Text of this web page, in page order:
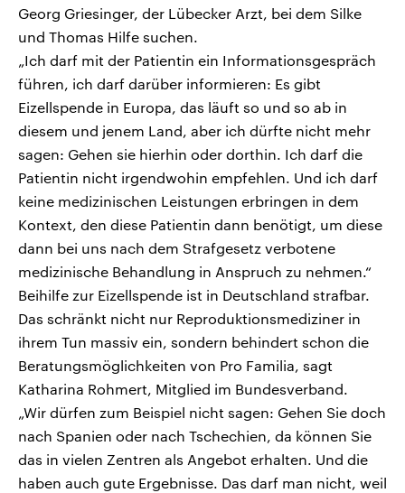
Georg Griesinger, der Lübecker Arzt, bei dem Silke
und Thomas Hilfe suchen.
„Ich darf mit der Patientin ein Informationsgespräch
führen, ich darf darüber informieren: Es gibt
Eizellspende in Europa, das läuft so und so ab in
diesem und jenem Land, aber ich dürfte nicht mehr
sagen: Gehen sie hierhin oder dorthin. Ich darf die
Patientin nicht irgendwohin empfehlen. Und ich darf
keine medizinischen Leistungen erbringen in dem
Kontext, den diese Patientin dann benötigt, um diese
dann bei uns nach dem Strafgesetz verbotene
medizinische Behandlung in Anspruch zu nehmen.“
Beihilfe zur Eizellspende ist in Deutschland strafbar.
Das schränkt nicht nur Reproduktionsmediziner in
ihrem Tun massiv ein, sondern behindert schon die
Beratungsmöglichkeiten von Pro Familia, sagt
Katharina Rohmert, Mitglied im Bundesverband.
„Wir dürfen zum Beispiel nicht sagen: Gehen Sie doch
nach Spanien oder nach Tschechien, da können Sie
das in vielen Zentren als Angebot erhalten. Und die
haben auch gute Ergebnisse. Das darf man nicht, weil